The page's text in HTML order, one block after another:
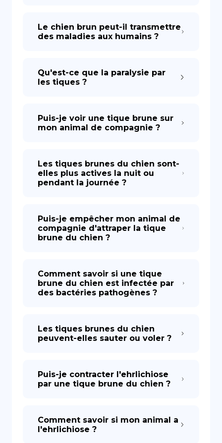
Le chien brun peut-il transmettre
des maladies aux humains ?
Qu'est-ce que la paralysie par
les tiques ?
Puis-je voir une tique brune sur
mon animal de compagnie ?
Les tiques brunes du chien sont-
elles plus actives la nuit ou
pendant la journée ?
Puis-je empêcher mon animal de
compagnie d'attraper la tique
brune du chien ?
Comment savoir si une tique
brune du chien est infectée par
des bactéries pathogènes ?
Les tiques brunes du chien
peuvent-elles sauter ou voler ?
Puis-je contracter l'ehrlichiose
par une tique brune du chien ?
Comment savoir si mon animal a
l'ehrlichiose ?